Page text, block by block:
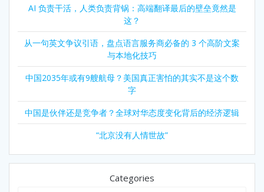
AI 负责干活，人类负责背锅：高端翻译最后的壁垒竟然是
这？
从一句英文争议引语，盘点语言服务商必备的 3 个高阶文案
与本地化技巧
中国2035年或有9艘航母？美国真正害怕的其实不是这个数
字
中国是伙伴还是竞争者？全球对华态度变化背后的经济逻辑
“北京没有人情世故”
Categories